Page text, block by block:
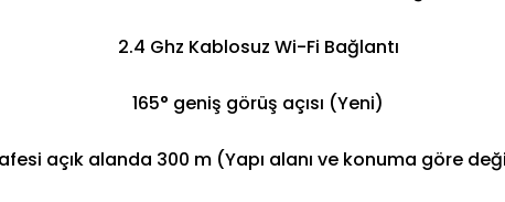
2.4 Ghz Kablosuz Wi-Fi Bağlantı
165° geniş görüş açısı (Yeni)
açık alanda 300 m (Yapı alanı ve konuma göre